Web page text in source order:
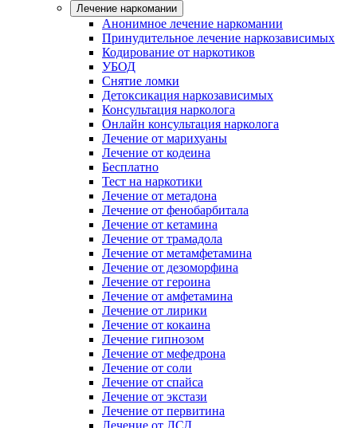
Лечение наркомании
Анонимное лечение наркомании
Принудительное лечение наркозависимых
Кодирование от наркотиков
УБОД
Снятие ломки
Детоксикация наркозависимых
Консультация нарколога
Онлайн консультация нарколога
Лечение от марихуаны
Лечение от кодеина
Бесплатно
Тест на наркотики
Лечение от метадона
Лечение от фенобарбитала
Лечение от кетамина
Лечение от трамадола
Лечение от метамфетамина
Лечение от дезоморфина
Лечение от героина
Лечение от амфетамина
Лечение от лирики
Лечение от кокаина
Лечение гипнозом
Лечение от мефедрона
Лечение от соли
Лечение от спайса
Лечение от экстази
Лечение от первитина
Лечение от ЛСД